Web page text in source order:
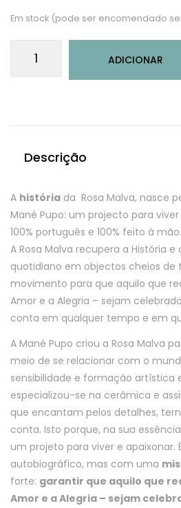
Em stock (pode ser encomendado
ADICIONAR
Descrição
A história da Rosa Malva, nasce
Mané Pupo: um projecto para
100% português e 100% feito à mão.
A Rosa Malva recupera a História e
quotidiano em objectos cheios de
movimento para que aquilo que
Amor e a Alegria – sejam
conta em qualquer tempo e em
A Mané Pupo criou a Rosa Malva
meio de se relacionar com o
sensibilidade e formação artística
especializou-se na cerâmica e
que encantam pelos detalhes,
conta. Isto porque, na sua
um projeto para viver e apaixonar.
autobiográfico, mas com uma
forte: garantir que aquilo que
Amor e a Alegria – sejam